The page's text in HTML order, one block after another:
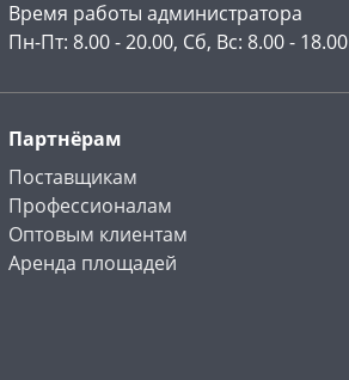
Время работы администратора
Пн-Пт: 8.00 - 20.00, Сб, Вс: 8.00 - 18.00
Партнёрам
Поставщикам
Профессионалам
Оптовым клиентам
Аренда площадей